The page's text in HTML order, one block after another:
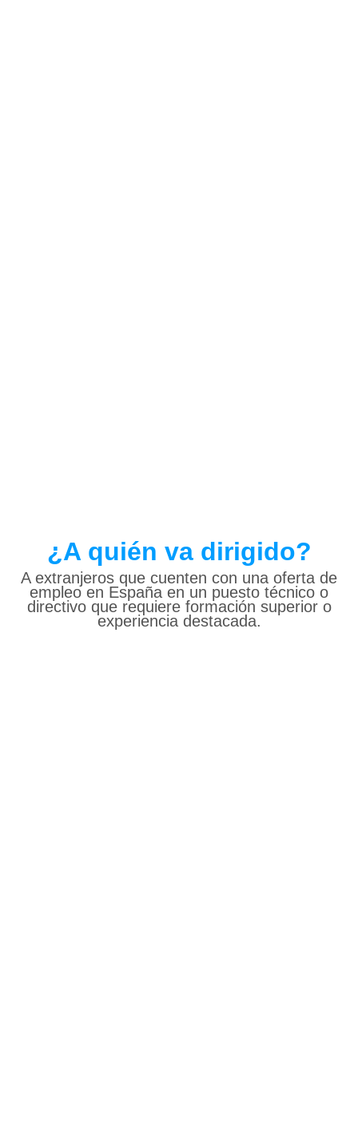
¿A quién va dirigido?
A extranjeros que cuenten con una oferta de
empleo en España en un puesto técnico o
directivo que requiere formación superior o
experiencia destacada.